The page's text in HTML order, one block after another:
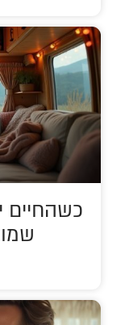
כשהחיים